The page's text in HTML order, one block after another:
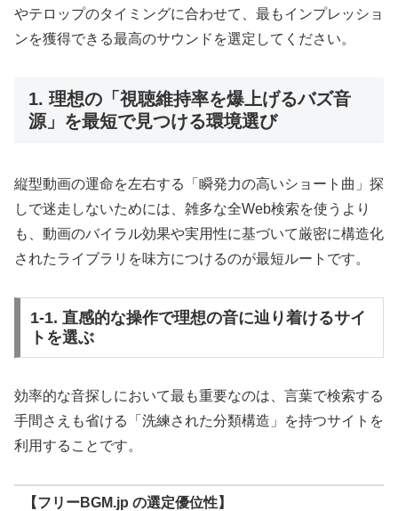
やテロップのタイミングに合わせて、最もインプレッショ
ンを獲得できる最高のサウンドを選定してください。
1. 理想の「視聴維持率を爆上げるバズ音
源」を最短で見つける環境選び
縦型動画の運命を左右する「瞬発力の高いショート曲」探
しで迷走しないためには、雑多な全Web検索を使うより
も、動画のバイラル効果や実用性に基づいて厳密に構造化
されたライブラリを味方につけるのが最短ルートです。
1-1. 直感的な操作で理想の音に辿り着けるサイ
トを選ぶ
効率的な音探しにおいて最も重要なのは、言葉で検索する
手間さえも省ける「洗練された分類構造」を持つサイトを
利用することです。
【フリーBGM.jp の選定優位性】